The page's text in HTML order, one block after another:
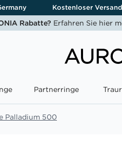
Kostenloser Versand
Rabatte? Erfahren Sie hier
Partnerringe
Palladium 500